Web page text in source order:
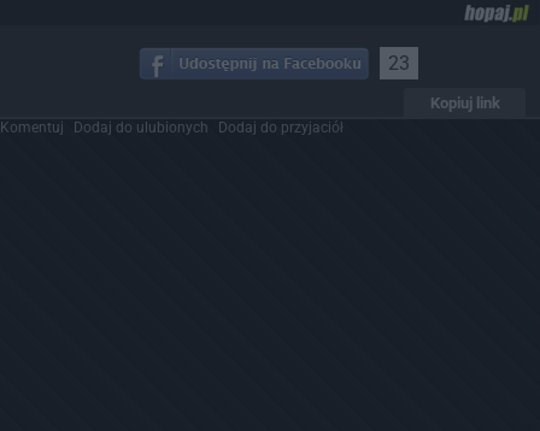
23
Kopiuj link
Komentuj Dodaj do ulubionych Dodaj do przyjaciół